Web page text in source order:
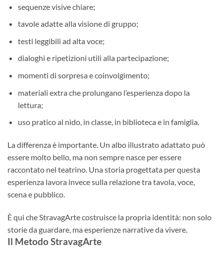
sequenze visive chiare;
tavole adatte alla visione di gruppo;
testi leggibili ad alta voce;
dialoghi e ripetizioni utili alla partecipazione;
momenti di sorpresa e coinvolgimento;
materiali extra che prolungano l’esperienza dopo la
lettura;
uso pratico al nido, in classe, in biblioteca e in famiglia.
La differenza è importante. Un albo illustrato adattato può
essere molto bello, ma non sempre nasce per essere
raccontato nel teatrino. Una storia progettata per questa
esperienza lavora invece sulla relazione tra tavola, voce,
scena e pubblico.
È qui che StravagArte costruisce la propria identità: non solo
storie da guardare, ma esperienze narrative da vivere.
Il Metodo StravagArte